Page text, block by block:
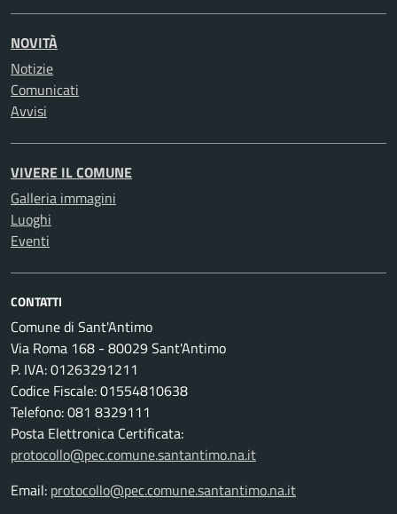
NOVITÀ
Notizie
Comunicati
Avvisi
VIVERE IL COMUNE
Galleria immagini
Luoghi
Eventi
CONTATTI
Comune di Sant'Antimo
Via Roma 168 - 80029 Sant'Antimo
P. IVA: 01263291211
Codice Fiscale: 01554810638
Telefono: 081 8329111
Posta Elettronica Certificata:
protocollo@pec.comune.santantimo.na.it
Email: protocollo@pec.comune.santantimo.na.it